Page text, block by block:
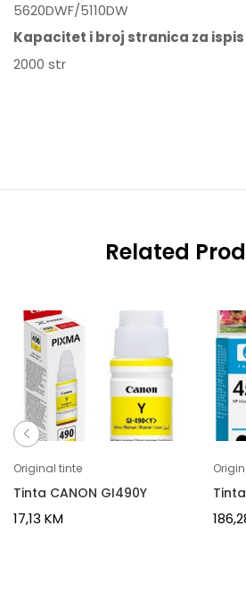
5620DWF/5110DW
Kapacitet i broj stranica za
2000 str
Related
Original tinte
Tinta CANON GI490Y
17,13 KM